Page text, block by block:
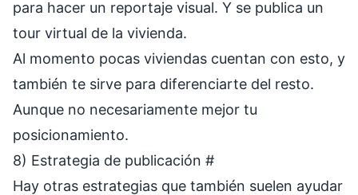
para hacer un reportaje visual. Y se publica un
tour virtual de la vivienda.
Al momento pocas viviendas cuentan con esto, y
también te sirve para diferenciarte del resto.
Aunque no necesariamente mejor tu
posicionamiento.
8) Estrategia de publicación #
Hay otras estrategias que también suelen ayudar